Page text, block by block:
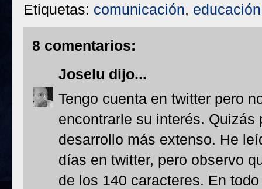
Etiquetas: comunicación, educación
8 comentarios:
Joselu dijo...
Tengo cuenta en twitter pero
encontrarle su interés.
desarrollo más extenso. He
días en twitter, pero observo
de los 140 caracteres. En